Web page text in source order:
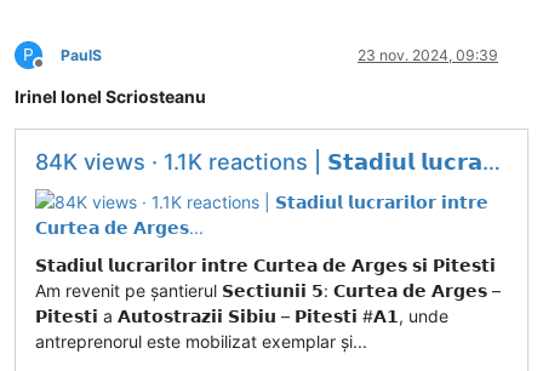
P
Deconectat
PaulS 23 nov. 2024, 09:39
Irinel Ionel Scriosteanu
84K views · 1.1K reactions | 𝗦𝘁𝗮𝗱𝗶𝘂𝗹 𝗹𝘂𝗰𝗿𝗮𝗿𝗶𝗹𝗼𝗿 𝗶𝗻𝘁𝗿𝗲 𝗖𝘂𝗿𝘁𝗲𝗮 𝗱𝗲 𝗔𝗿𝗴𝗲𝘀...
𝗦𝘁𝗮𝗱𝗶𝘂𝗹 𝗹𝘂𝗰𝗿𝗮𝗿𝗶𝗹𝗼𝗿 𝗶𝗻𝘁𝗿𝗲 𝗖𝘂𝗿𝘁𝗲𝗮 𝗱𝗲 𝗔𝗿𝗴𝗲𝘀 𝘀𝗶 𝗣𝗶𝘁𝗲𝘀𝘁𝗶
Am revenit pe șantierul 𝗦𝗲𝗰𝘁𝗶𝘂𝗻𝗶𝗶 𝟱: 𝗖𝘂𝗿𝘁𝗲𝗮 𝗱𝗲 𝗔𝗿𝗴𝗲𝘀 –
𝗣𝗶𝘁𝗲𝘀𝘁𝗶 a 𝗔𝘂𝘁𝗼𝘀𝘁𝗿𝗮𝘇𝗶𝗶 𝗦𝗶𝗯𝗶𝘂 – 𝗣𝗶𝘁𝗲𝘀𝘁𝗶 #𝗔𝟭, unde
antreprenorul este mobilizat exemplar și...